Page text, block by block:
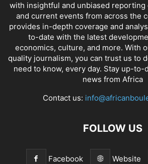
with insightful and unbiased reporting
and current events from across the
provides in-depth coverage and
to-date with the latest
economics, culture, and more. With
quality journalism, you can trust us to
need to know, every day. Stay up-
news from Africa
Contact us:
FOLLOW US
Facebook Website